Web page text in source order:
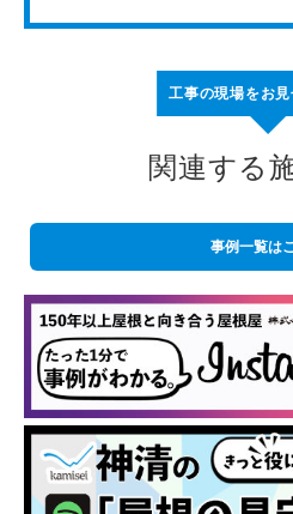
工事の現場をお見
関連する
事例一覧は